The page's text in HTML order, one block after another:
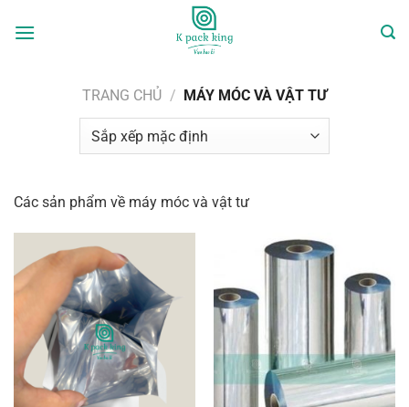
qua
TRANG CHỦ / MÁY MÓC VÀ VẬT TƯ
Các sản phẩm về máy móc và vật tư